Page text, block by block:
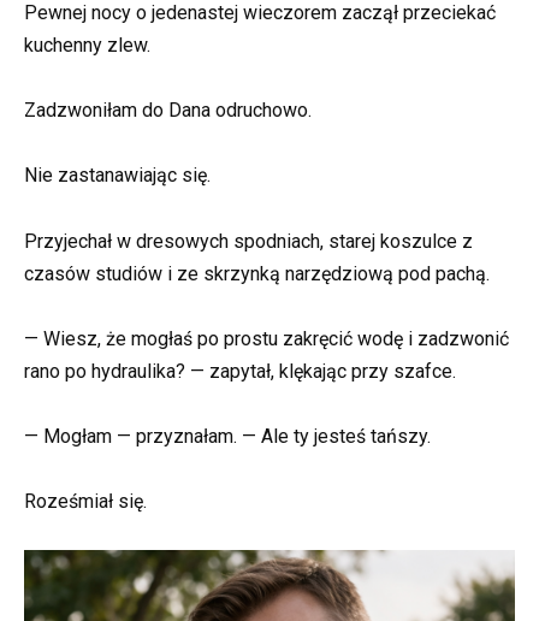
Pewnej nocy o jedenastej wieczorem zaczął przeciekać
kuchenny zlew.
Zadzwoniłam do Dana odruchowo.
Nie zastanawiając się.
Przyjechał w dresowych spodniach, starej koszulce z
czasów studiów i ze skrzynką narzędziową pod pachą.
— Wiesz, że mogłaś po prostu zakręcić wodę i zadzwonić
rano po hydraulika? — zapytał, klękając przy szafce.
— Mogłam — przyznałam. — Ale ty jesteś tańszy.
Roześmiał się.